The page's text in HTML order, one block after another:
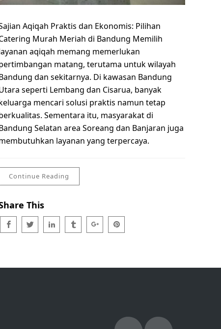
Aqiqah Praktis dan Ekonomis: Pilihan
Murah Meriah di Bandung Memilih
aqiqah memang memerlukan
matang, terutama untuk wilayah
dan sekitarnya. Di kawasan Bandung
seperti Lembang dan Cisarua, banyak
mencari solusi praktis namun tetap
Sementara itu, masyarakat di
Selatan area Soreang dan Banjaran juga
layanan yang terpercaya.
Continue Reading
This